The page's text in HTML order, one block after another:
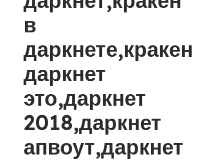
в
даркнете,кракен
даркнет
это,даркнет
2018,даркнет
апвоут,даркнет